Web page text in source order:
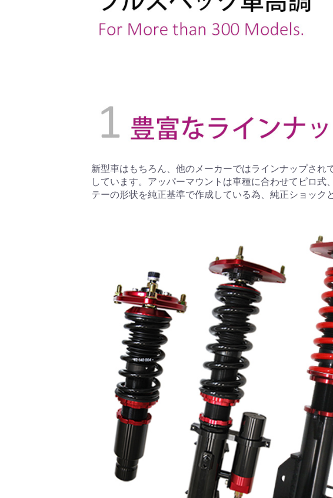
新型車はもちろん、他のメーカーではラインナップさ
しています。アッパーマウントは車種に合わせてピロ
テーの形状を純正基準で作成している為、純正ショック